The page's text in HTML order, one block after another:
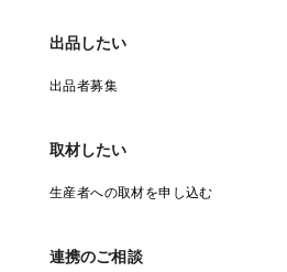
出品したい
出品者募集
取材したい
生産者への取材を申し込む
連携のご相談